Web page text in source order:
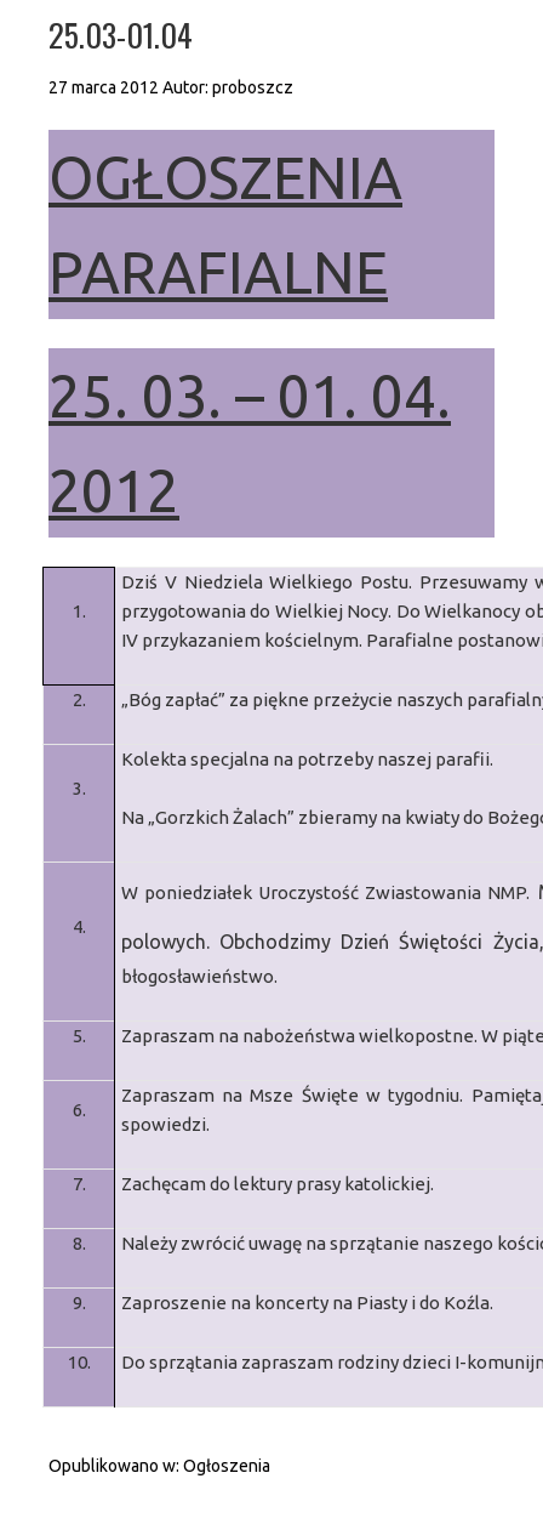
25.03-01.04
27 marca 2012 Autor: proboszcz
OGŁOSZENIA
PARAFIALNE
25. 03. – 01. 04.
2012
1.
Dziś V Niedziela Wielkiego Postu. Przesuwamy
przygotowania do Wielkiej Nocy. Do Wielkanocy
IV przykazaniem kościelnym. Parafialne
2. „Bóg zapłać” za piękne przeżycie naszych
3.
Kolekta specjalna na potrzeby naszej parafii.
Na „Gorzkich Żalach” zbieramy na kwiaty do
4.
W poniedziałek Uroczystość Zwiastowania NMP.
polowych. Obchodzimy Dzień Świętości Życia,
błogosławieństwo.
5. Zapraszam na nabożeństwa wielkopostne. W
6.
Zapraszam na Msze Święte w tygodniu.
spowiedzi.
7. Zachęcam do lektury prasy katolickiej.
8. Należy zwrócić uwagę na sprzątanie naszego
9. Zaproszenie na koncerty na Piasty i do Koźla.
10. Do sprzątania zapraszam rodziny dzieci I-
Opublikowano w: Ogłoszenia